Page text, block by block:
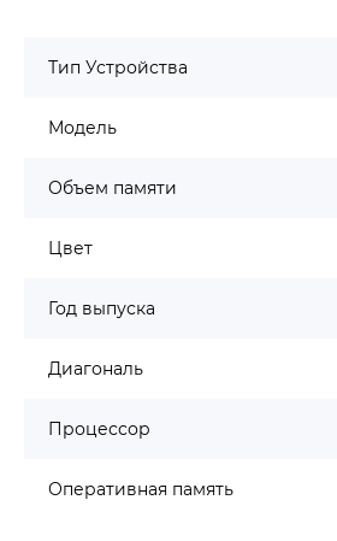
Тип Устройства
Модель
Объем памяти
Цвет
Год выпуска
Диагональ
Процессор
Оперативная память